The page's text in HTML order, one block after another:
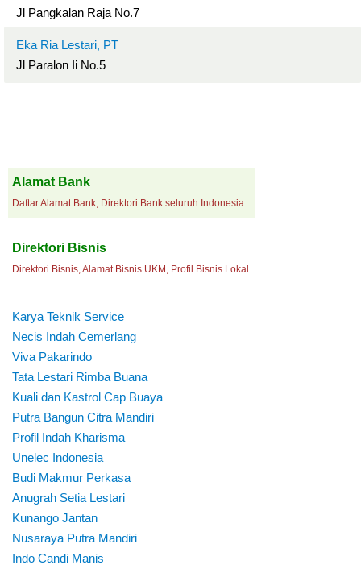
Jl Pangkalan Raja No.7
Eka Ria Lestari, PT
Jl Paralon Ii No.5
Alamat Bank
Daftar Alamat Bank, Direktori Bank seluruh Indonesia
Direktori Bisnis
Direktori Bisnis, Alamat Bisnis UKM, Profil Bisnis Lokal.
Karya Teknik Service
Necis Indah Cemerlang
Viva Pakarindo
Tata Lestari Rimba Buana
Kuali dan Kastrol Cap Buaya
Putra Bangun Citra Mandiri
Profil Indah Kharisma
Unelec Indonesia
Budi Makmur Perkasa
Anugrah Setia Lestari
Kunango Jantan
Nusaraya Putra Mandiri
Indo Candi Manis